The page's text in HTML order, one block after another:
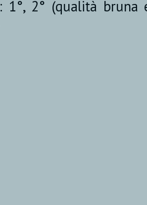
: 1°, 2° (qualità bruna